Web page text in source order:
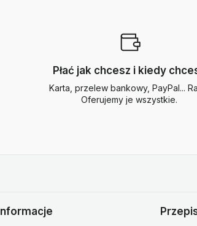
Płać jak chcesz i kiedy
Karta, przelew bankowy, PayPal...
Oferujemy je wszystkie.
Informacje